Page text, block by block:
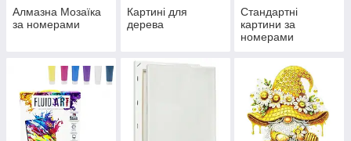
Алмазна Мозаїка
за номерами
Картині для
дерева
Стандартні
картини за
номерами